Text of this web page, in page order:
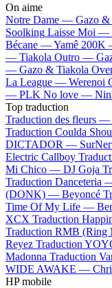
On aime
Notre Dame — Gazo &
Soolking Laisse Moi —
Bécane —Yamê 200K
— Tiakola Outro —
— Gazo & Tiakola
La League — Werenoi
— PLK No love —
Top traduction
Traduction des fleurs —
Traduction Coulda
DICTADOR —
Electric Callboy
Mi Chico — DJ Goja
Traduction Danceteria
(DONK) — Beyoncé
Time Of My Life —
XCX Traduction
Traduction RMB
Reyez Traduction
Madonna Traduction
WIDE AWAKE —
HP mobile